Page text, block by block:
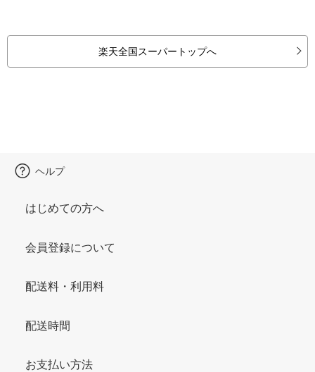
楽天全国スーパートップへ
ヘルプ
はじめての方へ
会員登録について
配送料・利用料
配送時間
お支払い方法